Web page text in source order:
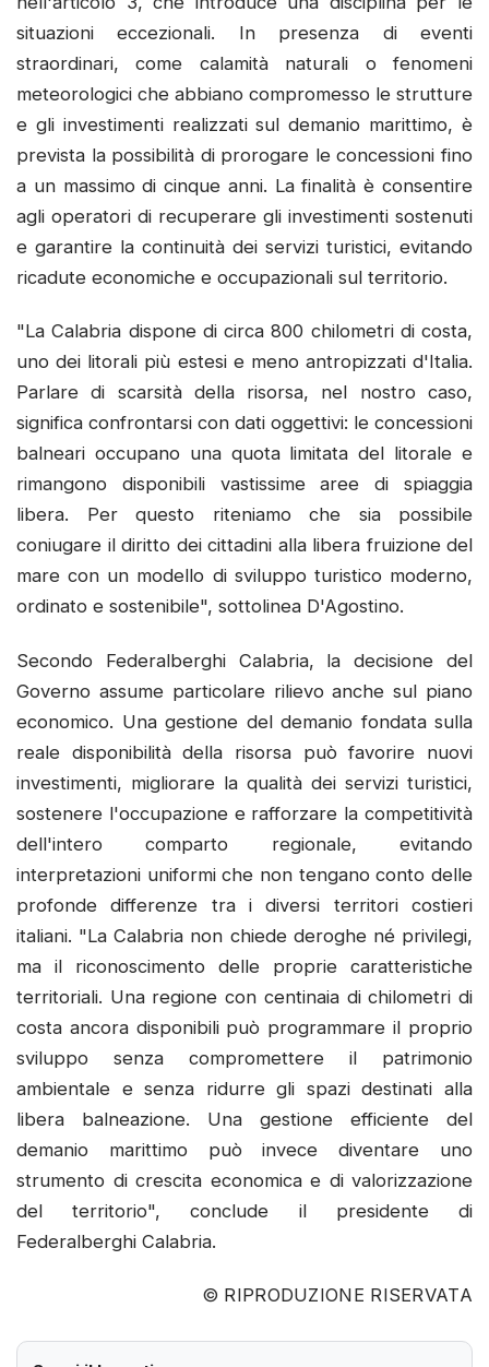
situazioni eccezionali. In presenza di eventi
straordinari, come calamità naturali o fenomeni
meteorologici che abbiano compromesso le strutture
e gli investimenti realizzati sul demanio marittimo, è
prevista la possibilità di prorogare le concessioni fino
a un massimo di cinque anni. La finalità è consentire
agli operatori di recuperare gli investimenti sostenuti
e garantire la continuità dei servizi turistici, evitando
ricadute economiche e occupazionali sul territorio.
"La Calabria dispone di circa 800 chilometri di costa,
uno dei litorali più estesi e meno antropizzati d'Italia.
Parlare di scarsità della risorsa, nel nostro caso,
significa confrontarsi con dati oggettivi: le concessioni
balneari occupano una quota limitata del litorale e
rimangono disponibili vastissime aree di spiaggia
libera. Per questo riteniamo che sia possibile
coniugare il diritto dei cittadini alla libera fruizione del
mare con un modello di sviluppo turistico moderno,
ordinato e sostenibile", sottolinea D'Agostino.
Secondo Federalberghi Calabria, la decisione del
Governo assume particolare rilievo anche sul piano
economico. Una gestione del demanio fondata sulla
reale disponibilità della risorsa può favorire nuovi
investimenti, migliorare la qualità dei servizi turistici,
sostenere l'occupazione e rafforzare la competitività
dell'intero comparto regionale, evitando
interpretazioni uniformi che non tengano conto delle
profonde differenze tra i diversi territori costieri
italiani. "La Calabria non chiede deroghe né privilegi,
ma il riconoscimento delle proprie caratteristiche
territoriali. Una regione con centinaia di chilometri di
costa ancora disponibili può programmare il proprio
sviluppo senza compromettere il patrimonio
ambientale e senza ridurre gli spazi destinati alla
libera balneazione. Una gestione efficiente del
demanio marittimo può invece diventare uno
strumento di crescita economica e di valorizzazione
del territorio", conclude il presidente di
Federalberghi Calabria.
© RIPRODUZIONE RISERVATA